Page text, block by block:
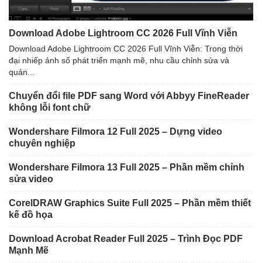
Download Adobe Lightroom CC 2026 Full Vĩnh Viễn
Download Adobe Lightroom CC 2026 Full Vĩnh Viễn: Trong thời
đại nhiếp ảnh số phát triển mạnh mẽ, nhu cầu chỉnh sửa và
quản...
Chuyển đổi file PDF sang Word với Abbyy FineReader
không lỗi font chữ
Wondershare Filmora 12 Full 2025 – Dựng video
chuyên nghiệp
Wondershare Filmora 13 Full 2025 – Phần mềm chỉnh
sửa video
CorelDRAW Graphics Suite Full 2025 – Phần mềm thiết
kế đồ họa
Download Acrobat Reader Full 2025 – Trình Đọc PDF
Mạnh Mẽ